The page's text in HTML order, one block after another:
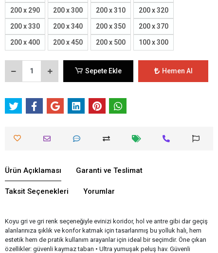
200 x 290 200 x 300 200 x 310 200 x 320
200 x 330 200 x 340 200 x 350 200 x 370
200 x 400 200 x 450 200 x 500 100 x 300
Sepete Ekle Hemen Al
Ürün Açıklaması Garanti ve Teslimat
Taksit Seçenekleri Yorumlar
Koyu gri ve gri renk seçeneğiyle evinizi koridor, hol ve antre gibi dar geçiş
alanlarınıza şıklık ve konfor katmak için tasarlanmış bu yolluk halı, hem
estetik hem de pratik kullanım arayanlar için ideal bir seçimdir. Öne çıkan
özellikler: güvenli kaymaz taban • Ultra yumuşak peluş hav. Güvenli